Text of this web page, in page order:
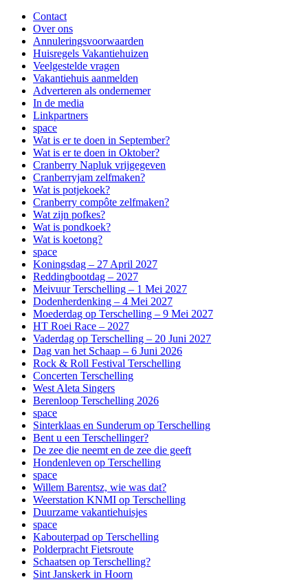
Contact
Over ons
Annuleringsvoorwaarden
Huisregels Vakantiehuizen
Veelgestelde vragen
Vakantiehuis aanmelden
Adverteren als ondernemer
In de media
Linkpartners
space
Wat is er te doen in September?
Wat is er te doen in Oktober?
Cranberry Napluk vrijgegeven
Cranberryjam zelfmaken?
Wat is potjekoek?
Cranberry compôte zelfmaken?
Wat zijn pofkes?
Wat is pondkoek?
Wat is koetong?
space
Koningsdag – 27 April 2027
Reddingbootdag – 2027
Meivuur Terschelling – 1 Mei 2027
Dodenherdenking – 4 Mei 2027
Moederdag op Terschelling – 9 Mei 2027
HT Roei Race – 2027
Vaderdag op Terschelling – 20 Juni 2027
Dag van het Schaap – 6 Juni 2026
Rock & Roll Festival Terschelling
Concerten Terschelling
West Aleta Singers
Berenloop Terschelling 2026
space
Sinterklaas en Sunderum op Terschelling
Bent u een Terschellinger?
De zee die neemt en de zee die geeft
Hondenleven op Terschelling
space
Willem Barentsz, wie was dat?
Weerstation KNMI op Terschelling
Duurzame vakantiehuisjes
space
Kabouterpad op Terschelling
Polderpracht Fietsroute
Schaatsen op Terschelling?
Sint Janskerk in Hoorn